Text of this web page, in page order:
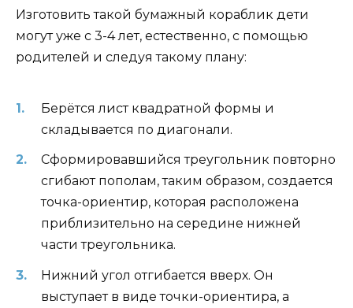
Изготовить такой бумажный кораблик дети
могут уже с 3-4 лет, естественно, с помощью
родителей и следуя такому плану:
Берётся лист квадратной формы и
складывается по диагонали.
Сформировавшийся треугольник повторно
сгибают пополам, таким образом, создается
точка-ориентир, которая расположена
приблизительно на середине нижней
части треугольника.
Нижний угол отгибается вверх. Он
выступает в виде точки-ориентира, а